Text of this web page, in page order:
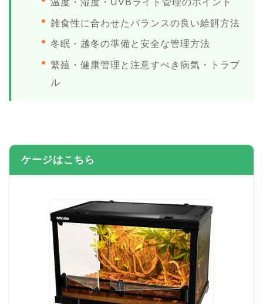
温度・湿度・UVBライト管理のポイント
雑食性に合わせたバランスの良い給餌方法
冬眠・越冬の準備と安全な管理方法
繁殖・健康管理と注意すべき病気・トラブ
ル
ケージはこちら